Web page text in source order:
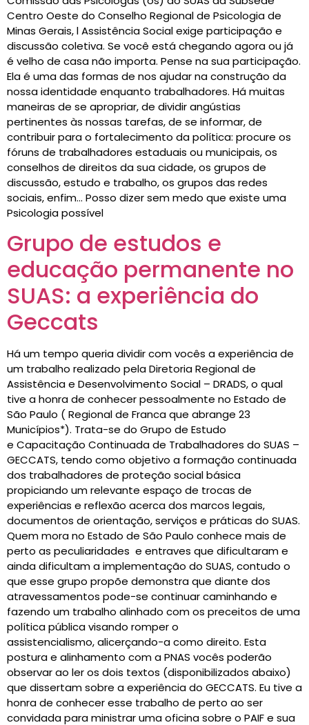
Centro Oeste do Conselho Regional de Psicologia de
Minas Gerais, l Assistência Social exige participação e
discussão coletiva. Se você está chegando agora ou já
é velho de casa não importa. Pense na sua participação.
Ela é uma das formas de nos ajudar na construção da
nossa identidade enquanto trabalhadores. Há muitas
maneiras de se apropriar, de dividir angústias
pertinentes às nossas tarefas, de se informar, de
contribuir para o fortalecimento da política: procure os
fóruns de trabalhadores estaduais ou municipais, os
conselhos de direitos da sua cidade, os grupos de
discussão, estudo e trabalho, os grupos das redes
sociais, enfim… Posso dizer sem medo que existe uma
Psicologia possível
Grupo de estudos e
educação permanente no
SUAS: a experiência do
Geccats
Há um tempo queria dividir com vocês a experiência de
um trabalho realizado pela Diretoria Regional de
Assistência e Desenvolvimento Social – DRADS, o qual
tive a honra de conhecer pessoalmente no Estado de
São Paulo ( Regional de Franca que abrange 23
Municípios*). Trata-se do Grupo de Estudo
e Capacitação Continuada de Trabalhadores do SUAS –
GECCATS, tendo como objetivo a formação continuada
dos trabalhadores de proteção social básica
propiciando um relevante espaço de trocas de
experiências e reflexão acerca dos marcos legais,
documentos de orientação, serviços e práticas do SUAS.
Quem mora no Estado de São Paulo conhece mais de
perto as peculiaridades e entraves que dificultaram e
ainda dificultam a implementação do SUAS, contudo o
que esse grupo propõe demonstra que diante dos
atravessamentos pode-se continuar caminhando e
fazendo um trabalho alinhado com os preceitos de uma
política pública visando romper o
assistencialismo, alicerçando-a como direito. Esta
postura e alinhamento com a PNAS vocês poderão
observar ao ler os dois textos (disponibilizados abaixo)
que dissertam sobre a experiência do GECCATS. Eu tive a
honra de conhecer esse trabalho de perto ao ser
convidada para ministrar uma oficina sobre o PAIF e sua